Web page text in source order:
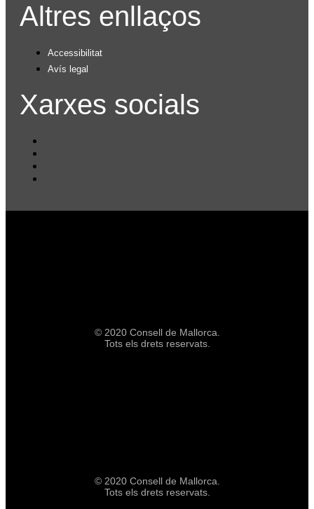
Altres enllaços
Accessibilitat
Avís legal
Xarxes socials
© 2020 Consell de Mallorca.
Tots els drets reservats.
© 2020 Consell de Mallorca.
Tots els drets reservats.